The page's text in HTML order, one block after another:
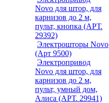
Novo для штор, для
карнизов до 2 м,
пульт, кнопка (АРТ.
29392)
Электрошторы Novo
(Арт 9500)
Электропривод
Novo для штор, для
карнизов до 2 м,
пульт, умный дом,
Алиса (АРТ. 29941)